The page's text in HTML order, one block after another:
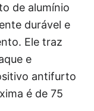
de alumínio
durável e
Ele traz
e
antifurto
é de 75